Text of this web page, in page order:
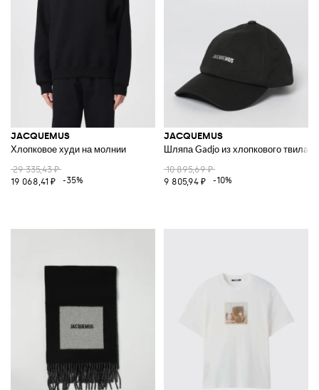
JACQUEMUS
Хлопковое худи на молнии
29 335,43 ₽
19 068,41 ₽
-35%
JACQUEMUS
Шляпа Gadjo из хлопкового твила
10 895,69 ₽
9 805,94 ₽
-10%